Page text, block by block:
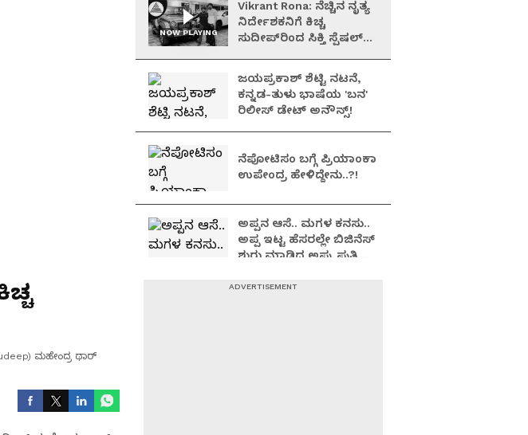
ಮಹೇಂದ್ರ ಥಾರ್‌
NOW PLAYING
Vikrant Rona: ನೆಚ್ಚಿನ ನೃತ್ಯ
ನಿರ್ದೇಶಕನಿಗೆ ಕಿಚ್ಚ
ಸುದೀಪ್‌ರಿಂದ ಸಿಕ್ತಿ ಸ್ಪೆಷಲ್
ಜಯಪ್ರಕಾಶ್ ಶೆಟ್ಟಿ ನಟನೆ,
ಕನ್ನಡ-ತುಳು ಭಾಷೆಯ 'ಬನ'
ರಿಲೀಸ್ ಡೇಟ್ ಅನೌನ್ಸ್!
ನೆಪೋಟಿಸಂ ಬಗ್ಗೆ ಪ್ರಿಯಾಂಕಾ
ಉಪೇಂದ್ರ ಹೇಳಿದ್ದೇನು..?!
ಅಪ್ಪನ ಆಸೆ.. ಮಗಳ ಕನಸು..
ಅಪ್ಪ ಇಟ್ಟ ಹೆಸರಲ್ಲೇ ಬಿಜಿನೆಸ್​
ಶುರು ಮಾಡಿದ ಅಪ್ಪು ಪುತ್ರಿ